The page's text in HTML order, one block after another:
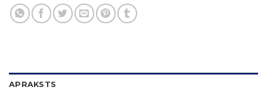
APRAKSTS